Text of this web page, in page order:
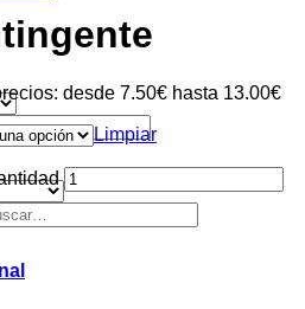
desde 7.50€ hasta 13.00€
Limpiar